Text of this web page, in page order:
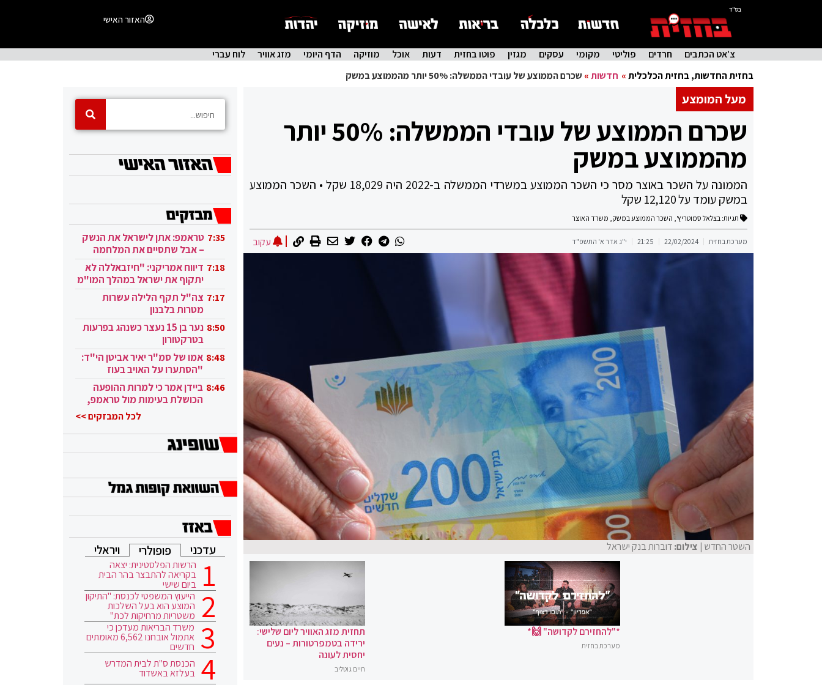
בס"ד
האזור האישי
צ'אט הכתבים חרדים פוליטי מקומי עסקים מגזין פוטו בחזית דעות אוכל מוזיקה הדף היומי מזג אוויר
לוח עברי
בחזית החדשות,בחזית הכלכלית» חדשות» שכרם הממוצע של עובדי הממשלה: 50% יותר מהממוצע במשק
מעל המומצע
שכרם הממוצע של עובדי הממשלה: 50% יותר
מהממוצע במשק
הממונה על השכר באוצר מסר כי השכר הממוצע במשרדי הממשלה ב-2022 היה 18,029 שקל • השכר הממוצע
במשק עומד על 12,120 שקל
תגיות: בצלאל סמוטריץ', השכר הממוצע במשק, משרד האוצר
מערכת בחזית 22/02/2024
21:25 י"ג אדר א' התשפ"ד עקוב
השטר החדש | צילום:דוברות בנק ישראל
*"להחזירם לקדושה" 🙌*
מערכת בחזית
תחזית מזג האוויר ליום שלישי:
ירידה בטמפרטורות – נעים
יחסית לעונה
חיים גוטליב
7:35 טראמפ: אתן לישראל את הנשק
– אבל שתסיים את המלחמה
בעזה 7:18 דיווח אמריקני: "חיזבאללה לא
יתקוף את ישראל במהלך המו"מ
בקטאר" 7:17 צה"ל תקף הלילה עשרות
מטרות בלבנון
8:50
נער בן 15 נעצר כשנהג בפרעות
בטרקטורון
8:48 אמו של סמ"ר יאיר אביטן הי"ד:
"הסתערו על האויב בעוז
ובגבורה" 8:46 ביידן אמר כי למרות ההופעה
הכושלת בעימות מול טראמפ,
לכל המבזקים >>
עדכני פופולרי ויראלי
הרשות הפלסטינית: יצאה
בקריאה להתבצר בהר הבית
ביום שישי
הייעוץ המשפטי לכנסת: "התיקון
המוצע הוא בעל השלכות
משטריות מרחיקות לכת"
משרד הבריאות מעדכן כי
אתמול אובחנו 6,562 מאומתים
חדשים
הכנסת ס"ת לבית המדרש
בעלזא באשדוד